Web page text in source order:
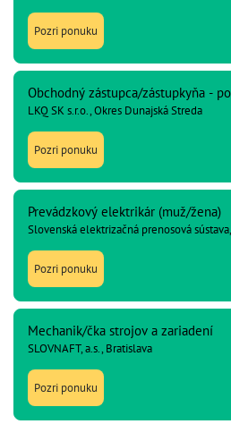
Pozri ponuku
Obchodný zástupca/zástupkyňa -
LKQ SK s.r.o., Okres Dunajská Streda
Pozri ponuku
Prevádzkový elektrikár (muž/žena)
Slovenská elektrizačná prenosová
Pozri ponuku
Mechanik/čka strojov a zariadení
SLOVNAFT, a.s., Bratislava
Pozri ponuku